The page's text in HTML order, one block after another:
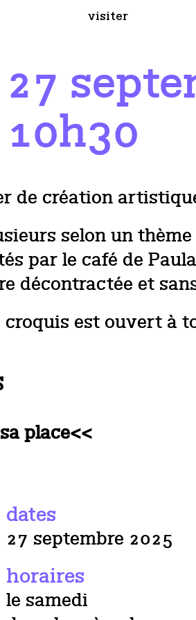
visiter
27
10h30
de création
selon un
par le café de
décontractée et
est ouvert à
place<<
dates
27 septembre 2025
horaires
le samedi